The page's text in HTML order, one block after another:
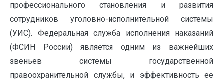
профессионального становления и развития
сотрудников уголовно-исполнительной системы
(УИС). Федеральная служба исполнения наказаний
(ФСИН России) является одним из важнейших
звеньев системы государственной
правоохранительной службы, и эффективность ее